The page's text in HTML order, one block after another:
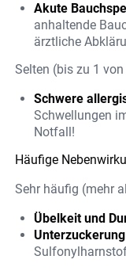
Akute
anhaltende
ärztliche
Selten (bis zu 1
Schwere
Schwellungen
Notfall!
Häufige
Sehr häufig (mehr
Übelkeit und
Unterzuckerung